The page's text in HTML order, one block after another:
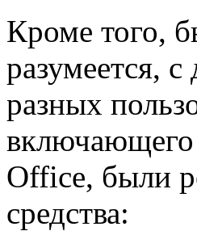
Кроме того,
разумеется,
разных
включающего
Office, были
средства: